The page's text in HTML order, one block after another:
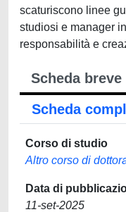
scaturiscono linee
studiosi e manager
responsabilità e
Scheda breve
Scheda
Corso di studio
Altro corso di
Data di
11-set-2025